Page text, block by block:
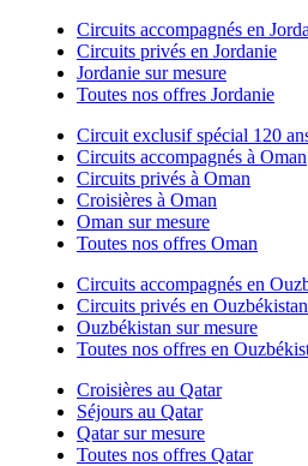
Circuits accompagnés en
Circuits privés en Jordanie
Jordanie sur mesure
Toutes nos offres Jordanie
Circuit exclusif spécial 120
Circuits accompagnés à Oman
Circuits privés à Oman
Croisières à Oman
Oman sur mesure
Toutes nos offres Oman
Circuits accompagnés en
Circuits privés en Ouzbékistan
Ouzbékistan sur mesure
Toutes nos offres en
Croisières au Qatar
Séjours au Qatar
Qatar sur mesure
Toutes nos offres Qatar